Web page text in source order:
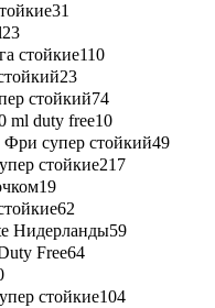
31
23
стойкие110
23
стойкий74
ml duty free10
супер стойкий49
стойкие217
19
62
Нидерланды59
Free64
стойкие104